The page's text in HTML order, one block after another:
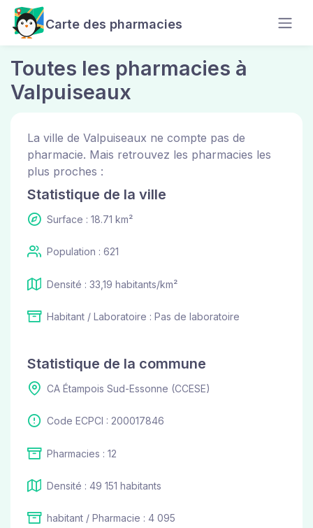
Carte des pharmacies
Toutes les pharmacies à
Valpuiseaux
La ville de Valpuiseaux ne compte pas de
pharmacie. Mais retrouvez les pharmacies les
plus proches :
Statistique de la ville
Surface : 18.71 km²
Population : 621
Densité : 33,19 habitants/km²
Habitant / Laboratoire : Pas de laboratoire
Statistique de la commune
CA Étampois Sud-Essonne (CCESE)
Code ECPCI : 200017846
Pharmacies : 12
Densité : 49 151 habitants
habitant / Pharmacie : 4 095